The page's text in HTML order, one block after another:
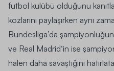
futbol kulübü olduğunu
kozlarını paylaşırken aynı
Bundesliga’da
ve Real Madrid‘in ise
halen daha savaştığını